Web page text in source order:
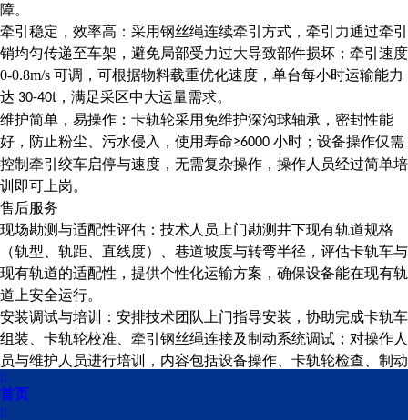
障。
牵引稳定，效率高：采用钢丝绳连续牵引方式，牵引力通过牵引
销均匀传递至车架，避免局部受力过大导致部件损坏；牵引速度
0-0.8m/s 可调，可根据物料载重优化速度，单台每小时运输能力
达 30-40t ，满足采区中大运量需求。
维护简单，易操作：卡轨轮采用免维护深沟球轴承，密封性能
好，防止粉尘、污水侵入，使用寿命≥6000 小时；设备操作仅需
控制牵引绞车启停与速度，无需复杂操作，操作人员经过简单培
训即可上岗。
售后服务
现场勘测与适配性评估：技术人员上门勘测井下现有轨道规格
（轨型、轨距、直线度）、巷道坡度与转弯半径，评估卡轨车与
现有轨道的适配性，提供个性化运输方案，确保设备能在现有轨
道上安全运行。
安装调试与培训：安排技术团队上门指导安装，协助完成卡轨车
组装、卡轨轮校准、牵引钢丝绳连接及制动系统调试；对操作人
员与维护人员进行培训，内容包括设备操作、卡轨轮检查、制动
系统维护、应急处理，确保人员独立操作。
上一篇：

首页
